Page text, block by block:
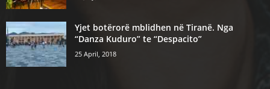
Yjet botërorë mblidhen në Tiranë. Nga
“Danza Kuduro” te “Despacito”
25 April, 2018